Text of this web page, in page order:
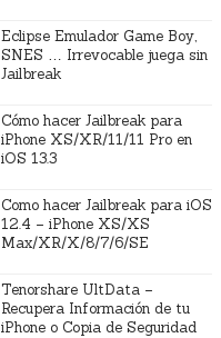
Eclipse Emulador Game Boy,
SNES … Irrevocable juega sin
Jailbreak
Cómo hacer Jailbreak para
iPhone XS/XR/11/11 Pro en
iOS 13.3
Como hacer Jailbreak para iOS
12.4 – iPhone XS/XS
Max/XR/X/8/7/6/SE
Tenorshare UltData –
Recupera Información de tu
iPhone o Copia de Seguridad